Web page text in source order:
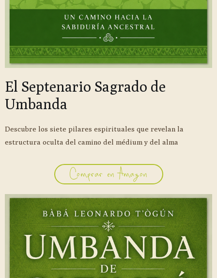
El Septenario Sagrado de
Umbanda
Descubre los siete pilares espirituales que revelan la
estructura oculta del camino del médium y del alma
Comprar en Amazon